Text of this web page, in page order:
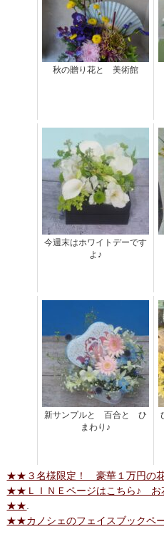
秋の贈り花と 美術館
今週末はホワイトデーです
よ♪
新サンプルと 百合と ひ
まわり♪
★★３名様限定！ 豪華１万円の
★★ＬＩＮＥページはこちら♪ お
★★
★★カノシェのフェイスブックペ